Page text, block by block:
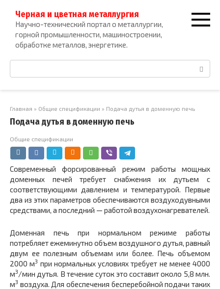
контенту
Черная и цветная металлургия
Научно-технический портал о металлургии,
горной промышленности, машиностроении,
обработке металлов, энергетике.
Поиск:
Главная » Общие спецификации » Подача дутья в доменную печь
Подача дутья в доменную печь
Общие спецификации
Современный форсированный режим работы мощных
доменных печей требует снабжения их дутьем с
соответствующими давлением и температурой. Первые
два из этих параметров обеспечиваются воздуходувными
средствами, а последний — работой воздухо­нагревателей.
Доменная печь при нормальном режиме работы
потребляет ежеминутно объем воздушного дутья, равный
двум ее полезным объемам или более. Печь объемом
2000 м3 при нормальных усло­виях требует не менее 4000
м3/мин дутья. В течение суток это со­ставит около 5,8 млн.
м3 воздуха. Для обеспечения бесперебойной подачи таких